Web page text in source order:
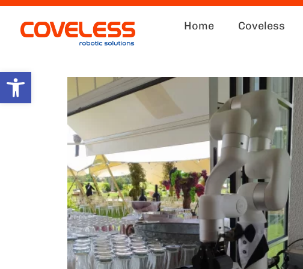
Abrir barra de herramientas
Home Coveless